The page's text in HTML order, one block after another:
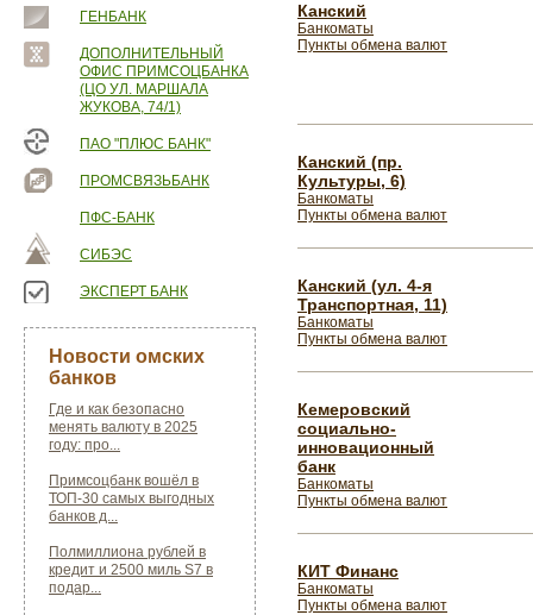
ГЕНБАНК
ДОПОЛНИТЕЛЬНЫЙ
ОФИС ПРИМСОЦБАНКА
(ЦО УЛ. МАРШАЛА
ЖУКОВА, 74/1)
ПАО "ПЛЮС БАНК"
ПРОМСВЯЗЬБАНК
ПФС-БАНК
СИБЭС
ЭКСПЕРТ БАНК
Новости омских
банков
Где и как безопасно
менять валюту в 2025
году: про...
Примсоцбанк вошёл в
ТОП-30 самых выгодных
банков д...
Полмиллиона рублей в
кредит и 2500 миль S7 в
подар...
Канский
Банкоматы
Пункты обмена валют
Канский (пр.
Культуры, 6)
Банкоматы
Пункты обмена валют
Канский (ул. 4-я
Транспортная, 11)
Банкоматы
Пункты обмена валют
Кемеровский
социально-
инновационный
банк
Банкоматы
Пункты обмена валют
КИТ Финанс
Банкоматы
Пункты обмена валют